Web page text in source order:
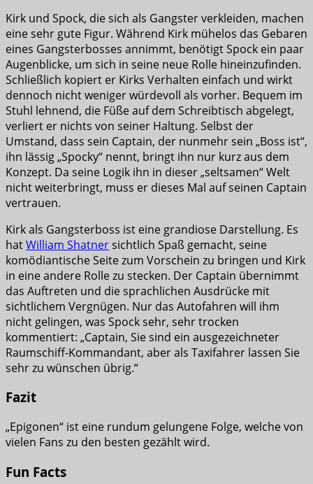
Kirk und Spock, die sich als Gangster verkleiden, machen
eine sehr gute Figur. Während Kirk mühelos das Gebaren
eines Gangsterbosses annimmt, benötigt Spock ein paar
Augenblicke, um sich in seine neue Rolle hineinzufinden.
Schließlich kopiert er Kirks Verhalten einfach und wirkt
dennoch nicht weniger würdevoll als vorher. Bequem im
Stuhl lehnend, die Füße auf dem Schreibtisch abgelegt,
verliert er nichts von seiner Haltung. Selbst der
Umstand, dass sein Captain, der nunmehr sein „Boss ist“,
ihn lässig „Spocky“ nennt, bringt ihn nur kurz aus dem
Konzept. Da seine Logik ihn in dieser „seltsamen“ Welt
nicht weiterbringt, muss er dieses Mal auf seinen Captain
vertrauen.
Kirk als Gangsterboss ist eine grandiose Darstellung. Es
hatWilliam Shatnersichtlich Spaß gemacht, seine
komödiantische Seite zum Vorschein zu bringen und Kirk
in eine andere Rolle zu stecken. Der Captain übernimmt
das Auftreten und die sprachlichen Ausdrücke mit
sichtlichem Vergnügen. Nur das Autofahren will ihm
nicht gelingen, was Spock sehr, sehr trocken
kommentiert: „Captain, Sie sind ein ausgezeichneter
Raumschiff-Kommandant, aber als Taxifahrer lassen Sie
sehr zu wünschen übrig.“
Fazit
„Epigonen“ ist eine rundum gelungene Folge, welche von
vielen Fans zu den besten gezählt wird.
Fun Facts